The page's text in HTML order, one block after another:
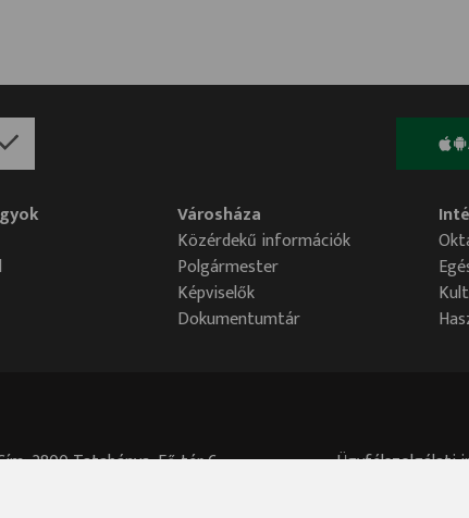
Városháza
Közérdekű információk
Polgármester
Képviselők
Dokumentumtár
2800 Tatabánya, Fő tér 6.
Ügyfélszolgálati